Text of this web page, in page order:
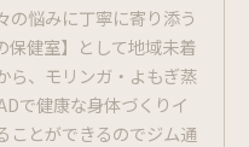
の悩みに丁寧に寄り添う
保健室】として地域未着
ら、モリンガ・よもぎ蒸
で健康な身体づくりイ
ことができるのでジム通